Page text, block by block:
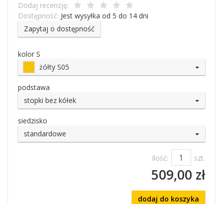
Dodaj recenzję:
Dostępność: Jest wysyłka od 5 do 14 dni
Zapytaj o dostępność
kolor S
żółty S05
podstawa
stopki bez kółek
siedzisko
standardowe
Ilość: szt.
509,00 zł
dodaj do koszyka